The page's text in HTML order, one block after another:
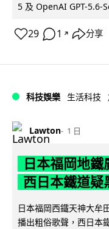
5 及 OpenAI GPT-5.6-
29 1 ↗ 分享
科技娛樂 生活科技
Lawton 1 日
日本福岡地
西日本鐵道疑
日本福岡西鐵天神大牟
播出粗俗歌聲，西日本